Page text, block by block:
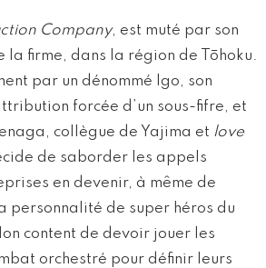
Company, est muté par son
la firme, dans la région de Tōhoku.
par un dénommé Igo, son
forcée d’un sous-fifre, et
collègue de Yajima et love
de saborder les appels
en devenir, à même de
personnalité de super héros du
content de devoir jouer les
orchestré pour définir leurs